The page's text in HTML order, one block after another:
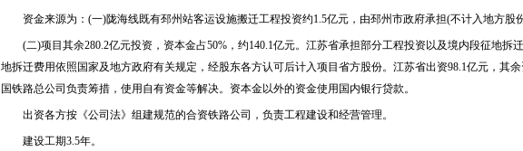
资金来源为：(一)陇海线既有邳州站客运设施搬迁工程投资约1.5亿元，由邳州市政府承担(不计入地方股份
(二)项目其余280.2亿元投资，资本金占50%，约140.1亿元。江苏省承担部分工程投资以及境内段征地拆
地拆迁费用依照国家及地方政府有关规定，经股东各方认可后计入项目省方股份。江苏省出资98.1亿元，其
国铁路总公司负责筹措，使用自有资金等解决。资本金以外的资金使用国内银行贷款。
出资各方按《公司法》组建规范的合资铁路公司，负责工程建设和经营管理。
建设工期3.5年。